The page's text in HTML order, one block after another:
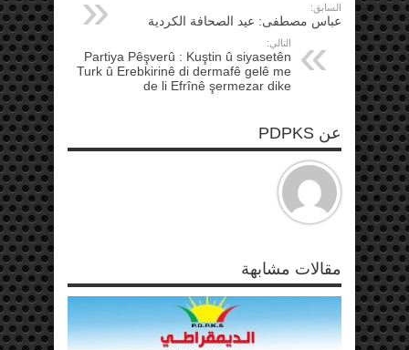
السابق:
عباس مصطفى: عيد الصحافة الكردية
التالي:
Partiya Pêşverû : Kuştin û siyasetên
Turk û Erebkirinê di dermafê gelê me
de li Efrînê şermezar dike
عن PDPKS
مقالات مشابهة